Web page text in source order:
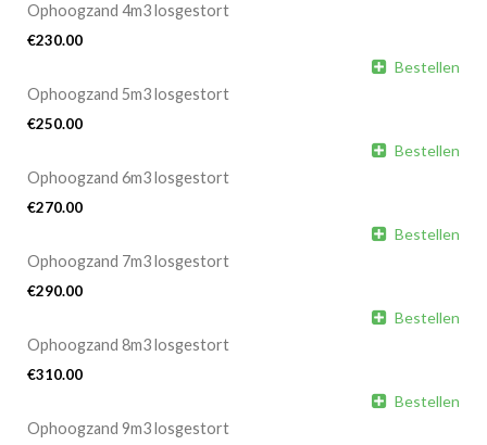
Ophoogzand 4m3 losgestort
€230.00
 Bestellen
Ophoogzand 5m3 losgestort
€250.00
 Bestellen
Ophoogzand 6m3 losgestort
€270.00
 Bestellen
Ophoogzand 7m3 losgestort
€290.00
 Bestellen
Ophoogzand 8m3 losgestort
€310.00
 Bestellen
Ophoogzand 9m3 losgestort